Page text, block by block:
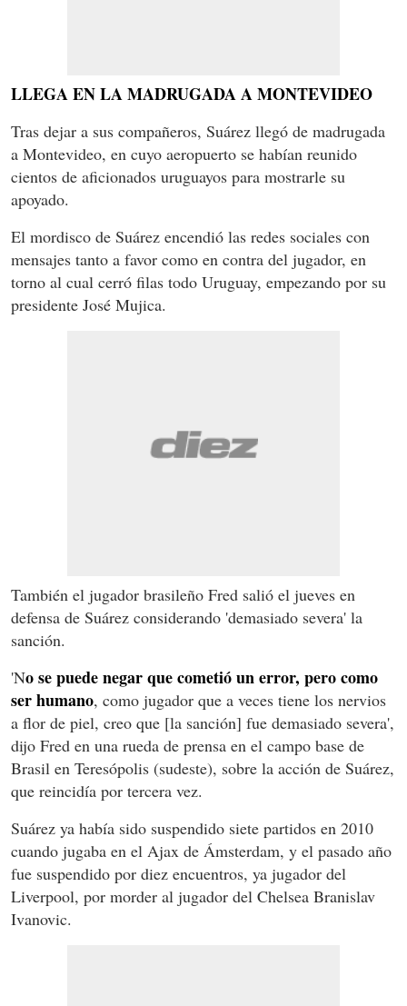
LLEGA EN LA MADRUGADA A MONTEVIDEO
Tras dejar a sus compañeros, Suárez llegó de madrugada
a Montevideo, en cuyo aeropuerto se habían reunido
cientos de aficionados uruguayos para mostrarle su
apoyado.
El mordisco de Suárez encendió las redes sociales con
mensajes tanto a favor como en contra del jugador, en
torno al cual cerró filas todo Uruguay, empezando por su
presidente José Mujica.
También el jugador brasileño Fred salió el jueves en
defensa de Suárez considerando 'demasiado severa' la
sanción.
'No se puede negar que cometió un error, pero como
ser humano, como jugador que a veces tiene los nervios
a flor de piel, creo que [la sanción] fue demasiado severa',
dijo Fred en una rueda de prensa en el campo base de
Brasil en Teresópolis (sudeste), sobre la acción de Suárez,
que reincidía por tercera vez.
Suárez ya había sido suspendido siete partidos en 2010
cuando jugaba en el Ajax de Ámsterdam, y el pasado año
fue suspendido por diez encuentros, ya jugador del
Liverpool, por morder al jugador del Chelsea Branislav
Ivanovic.